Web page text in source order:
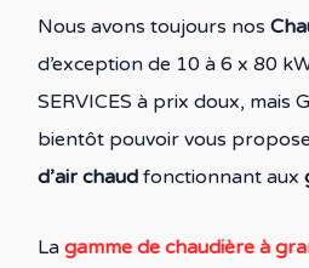
Nous avons toujours nos
d’exception de 10 à 6 x 80
SERVICES à prix doux, mais
bientôt pouvoir vous
d’air chaudfonctionnant aux
La gamme de chaudière à